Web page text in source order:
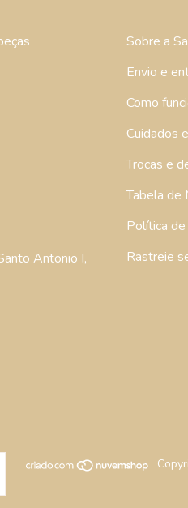
Antonio I,
Sobre a
Envio e
Como
Cuidados
Trocas e
Tabela de
Política
Rastreie